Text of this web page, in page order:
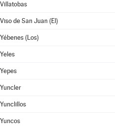
Villatobas
Viso de San Juan (El)
Yébenes (Los)
Yeles
Yepes
Yuncler
Yunclillos
Yuncos